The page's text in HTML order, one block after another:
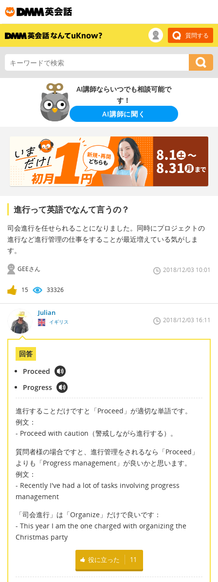
質問する
AI講師ならいつでも相談可能で
す！
AI講師に聞く
進行って英語でなんて言うの？
司会進行を任せられることになりました。同時にプロジェクトの
進行など進行管理の仕事をすることが最近増えている気がしま
す。
GEEさん 2018/12/03 10:01
15 33326
Julian
イギリス 2018/12/03 16:11
回答
Proceed
Progress
進行することだけですと「Proceed」が適切な単語です。
例文：
- Proceed with caution（警戒しながら進行する）。
質問者様の場合ですと、進行管理をされるなら「Proceed」
よりも「Progress management」が良いかと思います。
例文：
- Recently I've had a lot of tasks involving progress
management
「司会進行」は「Organize」だけで良いです：
- This year I am the one charged with organizing the
Christmas party
役に立った 11